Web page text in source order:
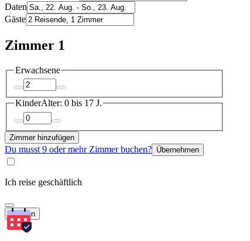
Daten
Gäste
Zimmer 1
Erwachsene
KinderAlter: 0 bis 17 J.
Zimmer hinzufügen
Du musst 9 oder mehr Zimmer buchen? Übernehmen
Ich reise geschäftlich
Suchen